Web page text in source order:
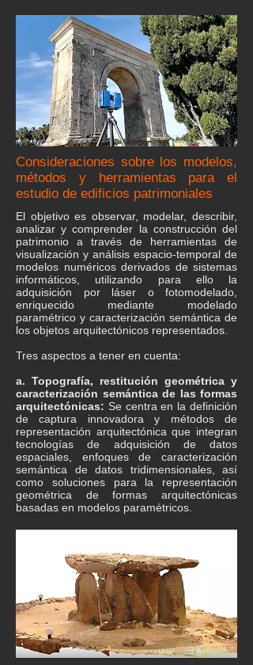
Consideraciones sobre los modelos,
métodos y herramientas para el
estudio de edificios patrimoniales
El objetivo es observar, modelar, describir,
analizar y comprender la construcción del
patrimonio a través de herramientas de
visualización y análisis espacio-temporal de
modelos numéricos derivados de sistemas
informáticos, utilizando para ello la
adquisición por láser o fotomodelado,
enriquecido mediante modelado
paramétrico y caracterización semántica de
los objetos arquitectónicos representados.
Tres aspectos a tener en cuenta:
a. Topografía, restitución geométrica y
caracterización semántica de las formas
arquitectónicas: Se centra en la definición
de captura innovadora y métodos de
representación arquitectónica que integran
tecnologías de adquisición de datos
espaciales, enfoques de caracterización
semántica de datos tridimensionales, así
como soluciones para la representación
geométrica de formas arquitectónicas
basadas en modelos paramétricos.